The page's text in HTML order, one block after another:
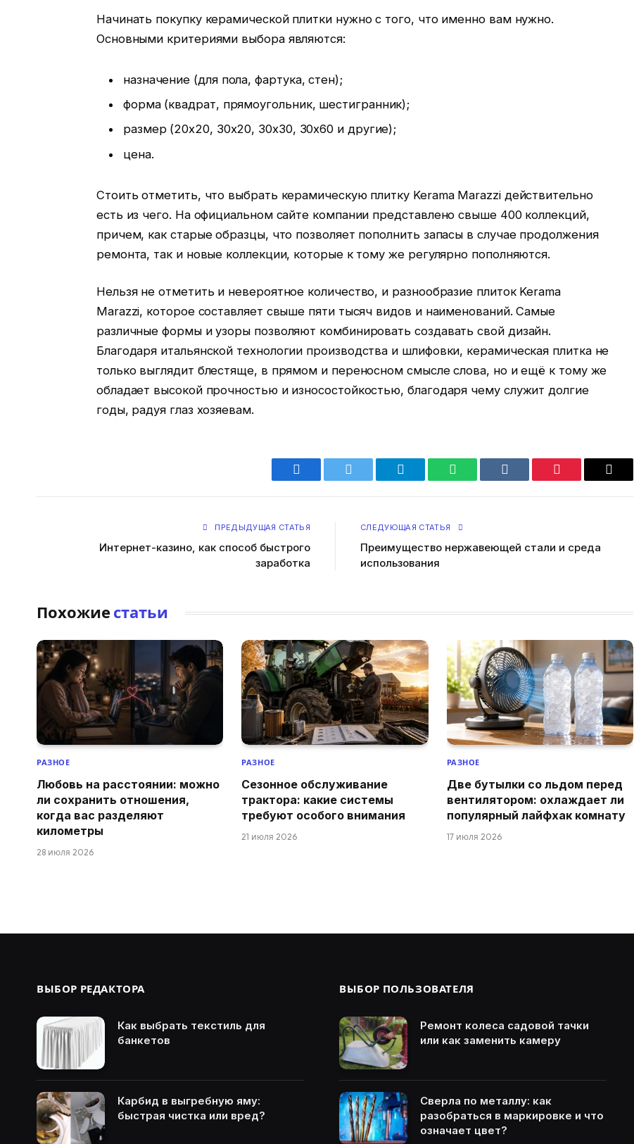
Начинать покупку керамической плитки нужно с того, что именно вам нужно.
Основными критериями выбора являются:
назначение (для пола, фартука, стен);
форма (квадрат, прямоугольник, шестигранник);
размер (20х20, 30х20, 30х30, 30х60 и другие);
цена.
Стоить отметить, что выбрать керамическую плитку Kerama Marazzi действительно
есть из чего. На официальном сайте компании представлено свыше 400 коллекций,
причем, как старые образцы, что позволяет пополнить запасы в случае продолжения
ремонта, так и новые коллекции, которые к тому же регулярно пополняются.
Нельзя не отметить и невероятное количество, и разнообразие плиток Kerama
Marazzi, которое составляет свыше пяти тысяч видов и наименований. Самые
различные формы и узоры позволяют комбинировать создавать свой дизайн.
Благодаря итальянской технологии производства и шлифовки, керамическая плитка не
только выглядит блестяще, в прямом и переносном смысле слова, но и ещё к тому же
обладает высокой прочностью и износостойкостью, благодаря чему служит долгие
годы, радуя глаз хозяевам.
Facebook Twitter Telegram WhatsAppVKontaktePinterest Email
ПРЕДЫДУЩАЯ СТАТЬЯ
Интернет-казино, как способ быстрого
заработка
СЛЕДУЮЩАЯ СТАТЬЯ
Преимущество нержавеющей стали и среда
использования
Похожие статьи
РАЗНОЕ
Любовь на расстоянии: можно
ли сохранить отношения,
когда вас разделяют
километры
28 июля 2026
РАЗНОЕ
Сезонное обслуживание
трактора: какие системы
требуют особого внимания
21 июля 2026
РАЗНОЕ
Две бутылки со льдом перед
вентилятором: охлаждает ли
популярный лайфхак комнату
17 июля 2026
ВЫБОР РЕДАКТОРА
Как выбрать текстиль для
банкетов
Карбид в выгребную яму:
быстрая чистка или вред?
ВЫБОР ПОЛЬЗОВАТЕЛЯ
Ремонт колеса садовой тачки
или как заменить камеру
Сверла по металлу: как
разобраться в маркировке и что
означает цвет?